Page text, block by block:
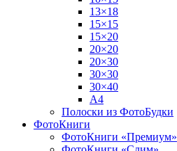
13×18
15×15
15×20
20×20
20×30
30×30
30×40
A4
Полоски из ФотоБудки
ФотоКниги
ФотоКниги «Премиум»